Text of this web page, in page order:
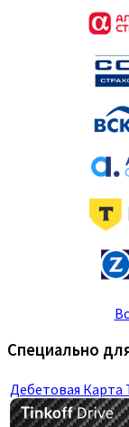
Специально
Дебетовая Карта